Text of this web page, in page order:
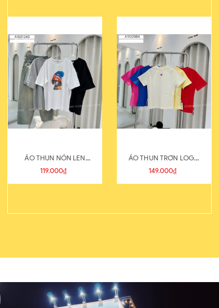
ÁO THUN NÓN LEN
821-1
119.000₫
ÁO THUN TRƠN LOGO
SAU
149.000₫